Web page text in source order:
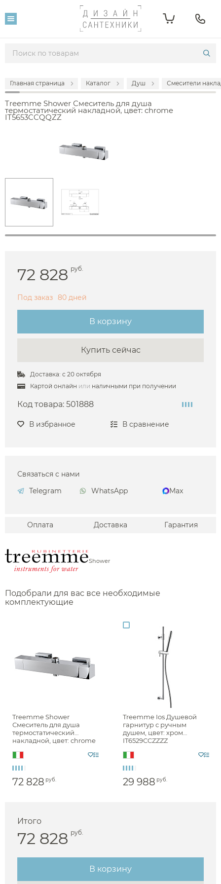
Аксессуары
Главная страница Каталог Душ Смесители
Treemme Shower Смеситель для душа
термостатический накладной, цвет: chrome
IT5653CCQQZZ
72 828 руб.
Под заказ 80 дней
В корзину
Купить сейчас
Доставка: с 20 октября
Картой онлайн или наличными при получении
Код товара: 501888
В избранное В сравнение
Связаться с нами
Telegram
WhatsApp Max
Оплата Доставка Гарантия
Shower
Подобрали для вас все необходимые
комплектующие
Treemme Shower
Смеситель для душа
термостатический
накладной, цвет: chrome
72 828 руб.
Treemme Ios Душевой
гарнитур с ручным
душем, цвет: хром
IT6529CCZZZZ
29 988 руб.
Итого
72 828 руб.
В корзину